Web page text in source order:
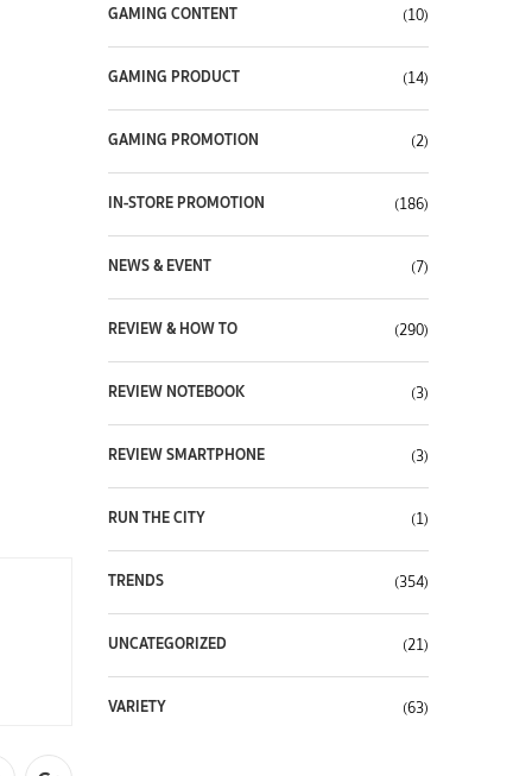
GAMING CONTENT (10)
GAMING PRODUCT (14)
GAMING PROMOTION (2)
IN-STORE PROMOTION (186)
NEWS & EVENT (7)
REVIEW & HOW TO (290)
REVIEW NOTEBOOK (3)
REVIEW SMARTPHONE (3)
RUN THE CITY (1)
TRENDS (354)
UNCATEGORIZED (21)
VARIETY (63)